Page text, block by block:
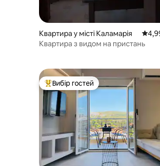
Квартира у місті Каламарія
Квартира з видом на пристань
Топ вибір гостей
Вибір гостей